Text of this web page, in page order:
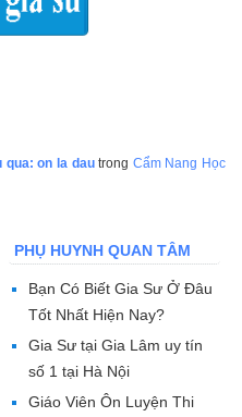
qua: on la dautrong Cẩm Nang Học
PHỤ HUYNH QUAN TÂM
Bạn Có Biết Gia Sư Ở Đâu
Tốt Nhất Hiện Nay?
Gia Sư tại Gia Lâm uy tín
số 1 tại Hà Nội
Giáo Viên Ôn Luyện Thi